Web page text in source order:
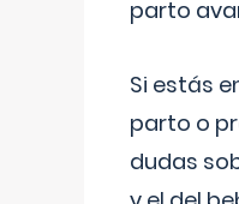
parto
Si estás
parto o
dudas